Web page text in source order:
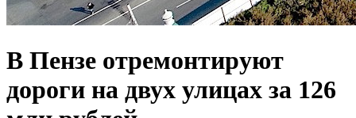
В Пензе отремонтируют
дороги на двух улицах за 126